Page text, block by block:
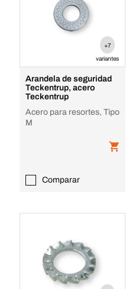
+7
variantes
Arandela de seguridad
Teckentrup, acero
Teckentrup
Acero para resortes, Tipo
M
Comparar